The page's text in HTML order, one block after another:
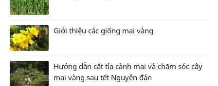
Giới thiệu các giống mai vàng
Hướng dẫn cắt tỉa cành mai và chăm sóc cây
mai vàng sau tết Nguyên đán